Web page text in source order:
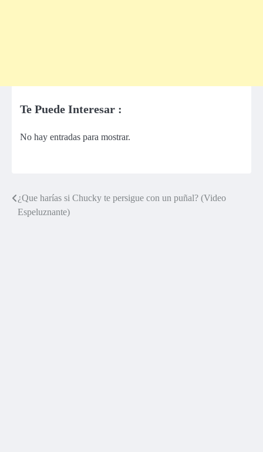
Te Puede Interesar :
No hay entradas para mostrar.
Navegación
¿Que harías si Chucky te persigue con un puñal? (Video
Espeluznante)